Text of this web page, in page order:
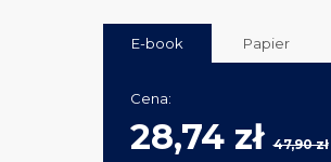
E-book Papier
Cena:
28,74 zł47,90 zł